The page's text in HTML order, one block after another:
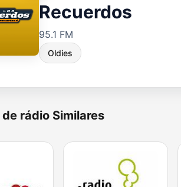
Recuerdos
95.1 FM
Oldies
rádio Similares